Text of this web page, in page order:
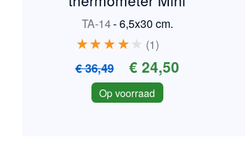
TA-14-6,5x30 cm.
1
€ 36,49 € 24,50
Op voorraad